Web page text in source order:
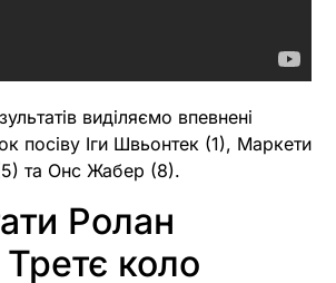
виділяємо впевнені
посіву Іги Швьонтек (1), Маркети
та Онс Жабер (8).
Ролан
коло